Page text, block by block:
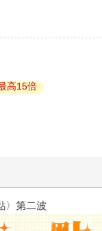
高15倍
，我吃一點〉第二波